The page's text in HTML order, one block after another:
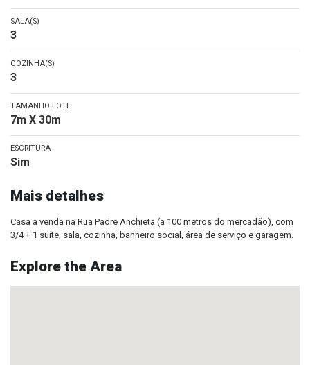
SALA(S)
3
COZINHA(S)
3
TAMANHO LOTE
7m X 30m
ESCRITURA
Sim
Mais detalhes
Casa a venda na Rua Padre Anchieta (a 100 metros do mercadão), com
3/4 + 1 suíte, sala, cozinha, banheiro social, área de serviço e garagem.
Explore the Area